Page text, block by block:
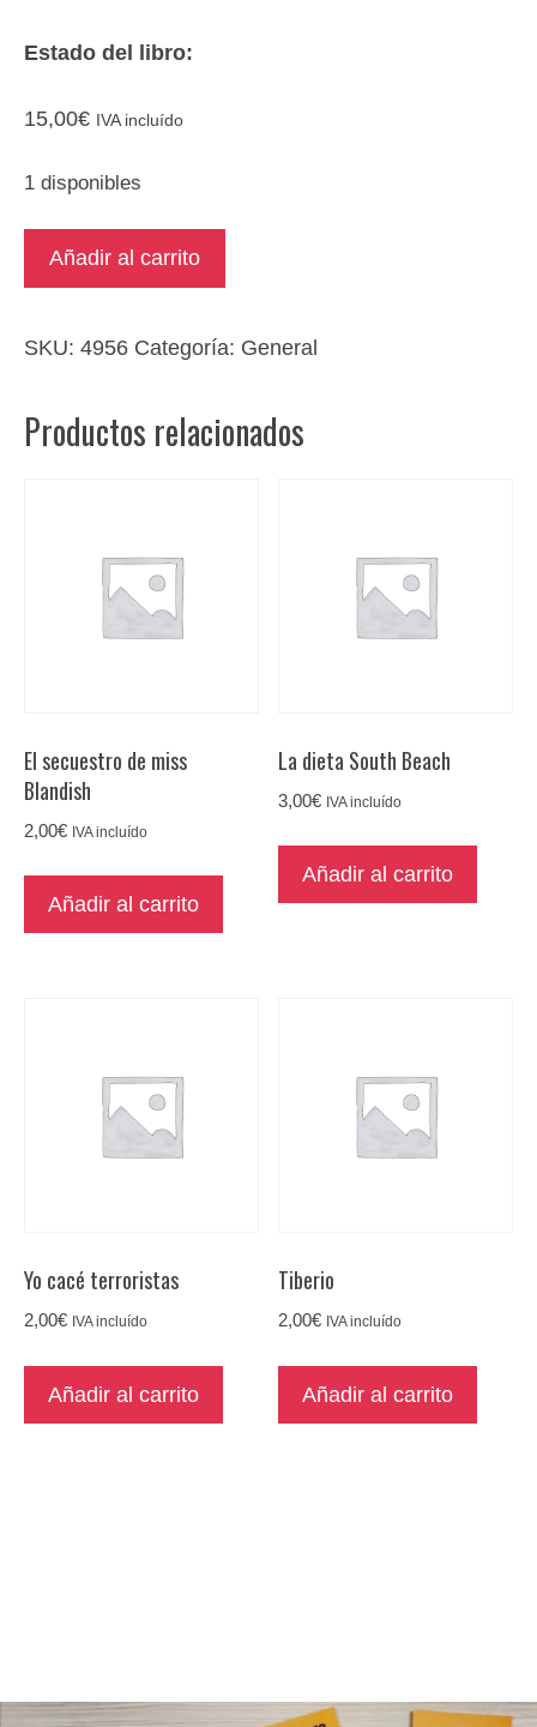
Estado del libro:
15,00€ IVA incluído
1 disponibles
Tratado
cantidad
Añadir al carrito
SKU: 4956 Categoría: General
Productos relacionados
El secuestro de miss
Blandish
2,00€ IVA incluído
Añadir al carrito
La dieta South Beach
3,00€ IVA incluído
Añadir al carrito
Yo cacé terroristas
2,00€ IVA incluído
Añadir al carrito
Tiberio
2,00€ IVA incluído
Añadir al carrito